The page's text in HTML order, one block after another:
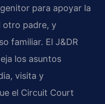
para apoyar la
otro padre, y
familiar. El J&DR
los asuntos
visita y
el Circuit Court